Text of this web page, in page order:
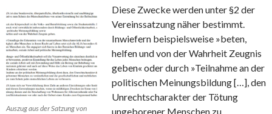
Auszug aus der Satzung von
Diese Zwecke werden unter §2 der
Vereinssatzung näher bestimmt.
Inwiefern beispielsweise »beten,
helfen und von der Wahrheit Zeugnis
geben« oder durch »Teilnahme an der
politischen Meinungsbildung […], den
Unrechtscharakter der Tötung
ungeborener Menschen zu